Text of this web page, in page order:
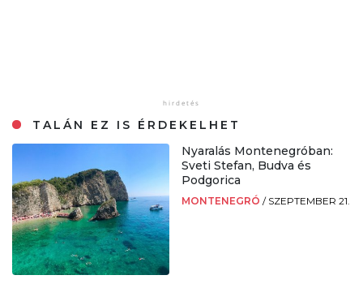
TALÁN EZ IS ÉRDEKELHET
Nyaralás Montenegróban:
Sveti Stefan, Budva és
Podgorica
MONTENEGRÓ / SZEPTEMBER 21.